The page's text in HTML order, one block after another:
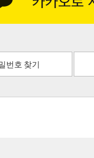
번호 찾기